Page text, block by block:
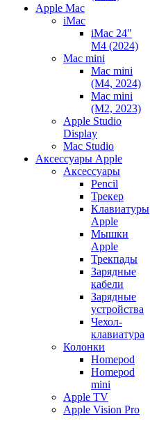
Apple Mac
iMac
iMac 24"
M4 (2024)
Mac mini
Mac mini
(M4, 2024)
Mac mini
(M2, 2023)
Apple Studio
Display
Mac Studio
Аксессуары Apple
Аксессуары
Pencil
Трекер
Клавиатуры
Apple
Мышки
Apple
Трекпады
Зарядные
кабели
Зарядные
устройства
Чехол-
клавиатура
Колонки
Homepod
Homepod
mini
Apple TV
Apple Vision Pro